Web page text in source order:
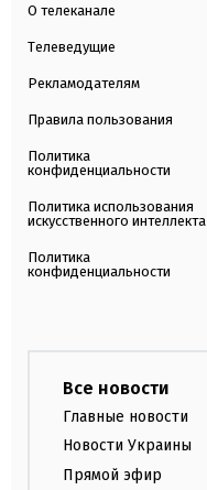
О телеканале
Телеведущие
Рекламодателям
Правила пользования
Политика
конфиденциальности
Политика использования
искусственного интеллекта
Политика
конфиденциальности
Все новости
Главные новости
Новости Украины
Прямой эфир